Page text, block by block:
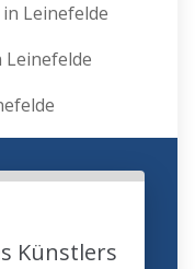
in Leinefelde
Leinefelde
Künstlers